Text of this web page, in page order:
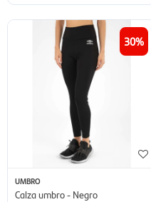
30
UMBRO
Calza umbro - Negro